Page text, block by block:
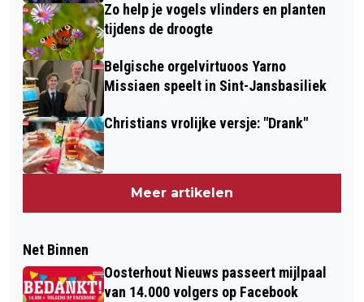
Zo help je vogels vlinders en planten
tijdens de droogte
Belgische orgelvirtuoos Yarno
Missiaen speelt in Sint-Jansbasiliek
Christians vrolijke versje: "Drank"
Meer artikelen
Net Binnen
Oosterhout Nieuws passeert mijlpaal
van 14.000 volgers op Facebook